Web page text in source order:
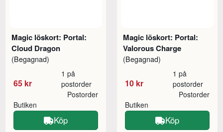
Magic löskort: Portal:
Cloud Dragon
(Begagnad)
65 kr
1 på
postorder
Butiken
Postorder
Köp
Magic löskort: Portal:
Valorous Charge
(Begagnad)
10 kr
1 på
postorder
Butiken
Postorder
Köp